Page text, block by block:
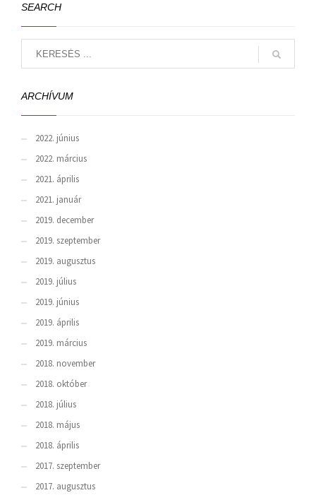
SEARCH
ARCHÍVUM
2022. június
2022. március
2021. április
2021. január
2019. december
2019. szeptember
2019. augusztus
2019. július
2019. június
2019. április
2019. március
2018. november
2018. október
2018. július
2018. május
2018. április
2017. szeptember
2017. augusztus